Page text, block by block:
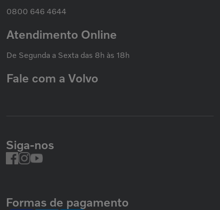
0800 646 4644
Atendimento Online
De Segunda a Sexta das 8h às 18h
Fale com a Volvo
Siga-nos
Formas de pagamento